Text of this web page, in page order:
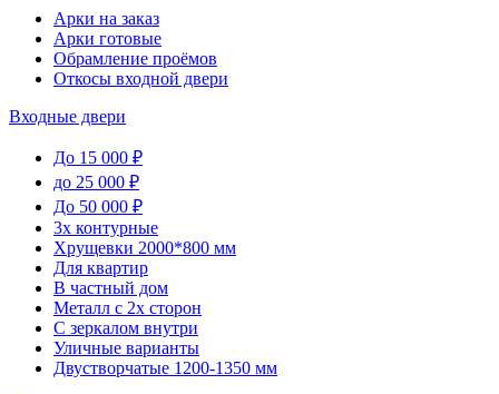
Арки на заказ
Арки готовые
Обрамление проёмов
Откосы входной двери
Входные двери
До 15 000 ₽
до 25 000 ₽
До 50 000 ₽
3х контурные
Хрущевки 2000*800 мм
Для квартир
В частный дом
Металл с 2х сторон
С зеркалом внутри
Уличные варианты
Двустворчатые 1200-1350 мм